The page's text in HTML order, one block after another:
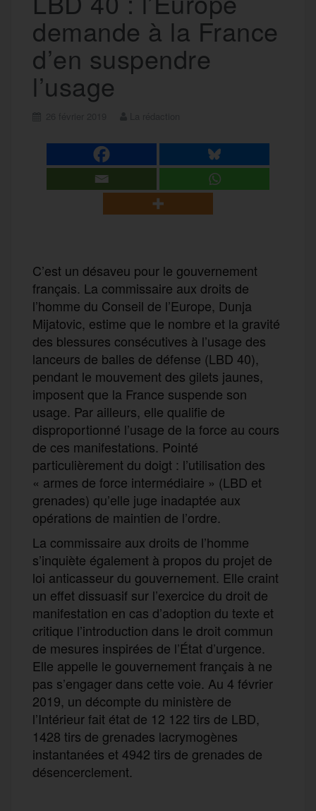
demande à la France
d’en suspendre
l’usage
C’est un désaveu pour le gouvernement
français. La commissaire aux droits de
l’homme du Conseil de l’Europe, Dunja
Mijatovic, estime que le nombre et la gravité
des blessures consécutives à l’usage des
lanceurs de balles de défense (LBD 40),
pendant le mouvement des gilets jaunes,
imposent que la France suspende son
usage. Par ailleurs, elle qualifie de
disproportionné l’usage de la force au cours
de ces manifestations. Pointé
particulièrement du doigt : l’utilisation des
« armes de force intermédiaire » (LBD et
grenades) qu’elle juge inadaptée aux
opérations de maintien de l’ordre.
La commissaire aux droits de l’homme
s’inquiète également à propos du projet de
loi anticasseur du gouvernement. Elle craint
un effet dissuasif sur l’exercice du droit de
manifestation en cas d’adoption du texte et
critique l’introduction dans le droit commun
de mesures inspirées de l’État d’urgence.
Elle appelle le gouvernement français à ne
pas s’engager dans cette voie. Au 4 février
2019, un décompte du ministère de
l’Intérieur fait état de 12 122 tirs de LBD,
1428 tirs de grenades lacrymogènes
instantanées et 4942 tirs de grenades de
désencerclement.